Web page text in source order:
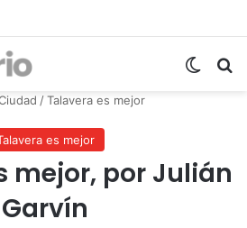
/Talavera es mejor
es mejor
mejor, por Julián
Garvín